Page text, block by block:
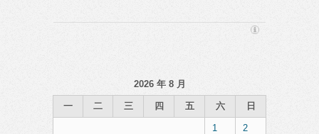
2026 年 8 月
一 二 三 四 五 六 日
1 2